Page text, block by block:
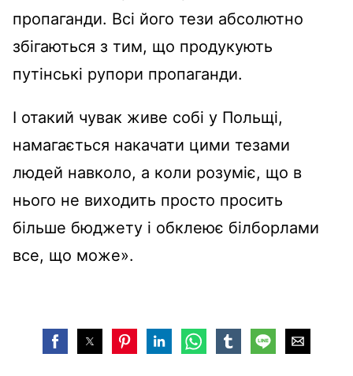
пропаганди. Всі його тези абсолютно
збігаються з тим, що продукують
путінські рупори пропаганди.
І отакий чувак живе собі у Польщі,
намагається накачати цими тезами
людей навколо, а коли розуміє, що в
нього не виходить просто просить
більше бюджету і обклеює білборлами
все, що може».